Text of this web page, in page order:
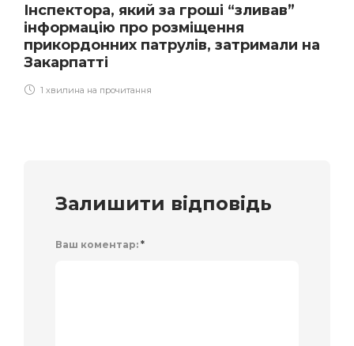
Інспектора, який за гроші “зливав”
інформацію про розміщення
прикордонних патрулів, затримали на
Закарпатті
1 хвилина на прочитання
Залишити відповідь
Ваш коментар: *